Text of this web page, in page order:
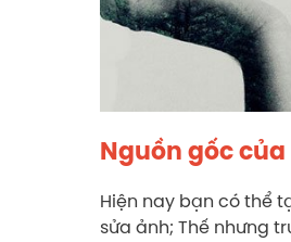
Nguồn gốc
Hiện nay bạn có thể
sửa ảnh; Thế nhưng